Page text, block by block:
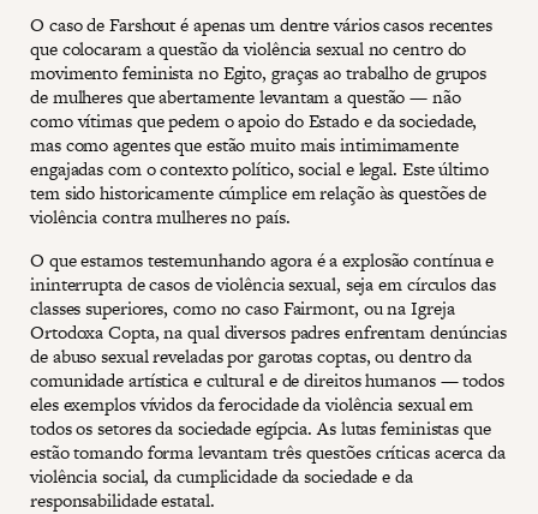
O caso de Farshout é apenas um dentre vários casos recentes
que colocaram a questão da violência sexual no centro do
movimento feminista no Egito, graças ao trabalho de grupos
de mulheres que abertamente levantam a questão — não
como vítimas que pedem o apoio do Estado e da sociedade,
mas como agentes que estão muito mais intimimamente
engajadas com o contexto político, social e legal. Este último
tem sido historicamente cúmplice em relação às questões de
violência contra mulheres no país.
O que estamos testemunhando agora é a explosão contínua e
ininterrupta de casos de violência sexual, seja em círculos das
classes superiores, como no caso Fairmont, ou na Igreja
Ortodoxa Copta, na qual diversos padres enfrentam denúncias
de abuso sexual reveladas por garotas coptas, ou dentro da
comunidade artística e cultural e de direitos humanos — todos
eles exemplos vívidos da ferocidade da violência sexual em
todos os setores da sociedade egípcia. As lutas feministas que
estão tomando forma levantam três questões críticas acerca da
violência social, da cumplicidade da sociedade e da
responsabilidade estatal.